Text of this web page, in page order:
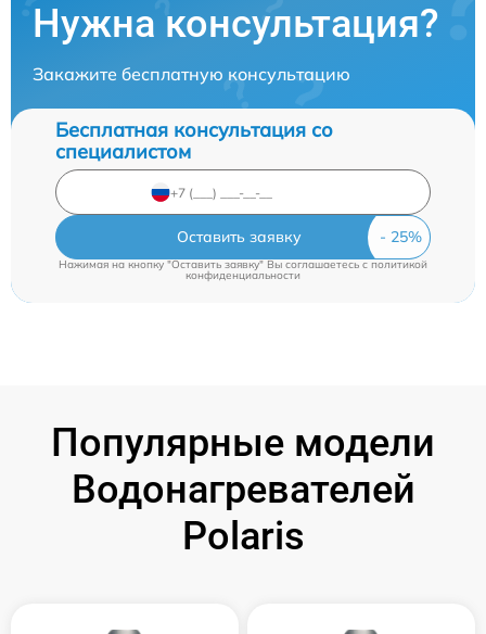
Нужна консультация?
Закажите бесплатную консультацию
Бесплатная консультация со
специалистом
Оставить заявку
Нажимая на кнопку "Оставить заявку" Вы соглашаетесь cполитикой
конфиденциальности
Популярные модели
Водонагревателей
Polaris